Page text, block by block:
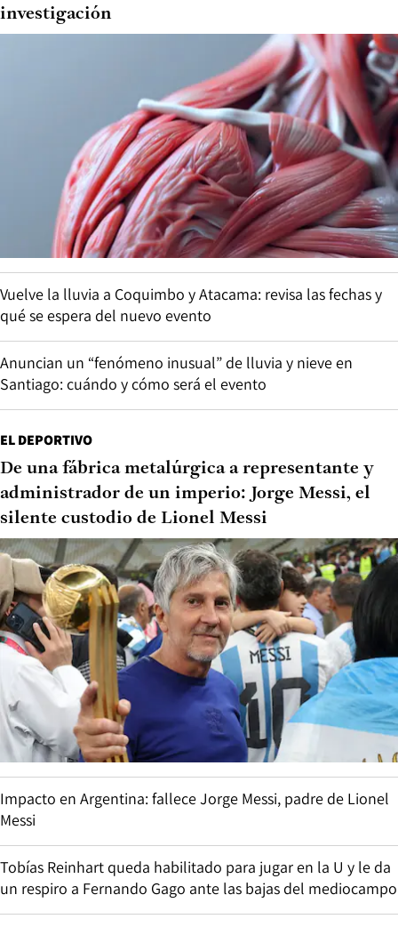
investigación
Vuelve la lluvia a Coquimbo y Atacama: revisa las fechas y
qué se espera del nuevo evento
Anuncian un “fenómeno inusual” de lluvia y nieve en
Santiago: cuándo y cómo será el evento
EL DEPORTIVO
De una fábrica metalúrgica a representante y
administrador de un imperio: Jorge Messi, el
silente custodio de Lionel Messi
Impacto en Argentina: fallece Jorge Messi, padre de Lionel
Messi
Tobías Reinhart queda habilitado para jugar en la U y le da
un respiro a Fernando Gago ante las bajas del mediocampo